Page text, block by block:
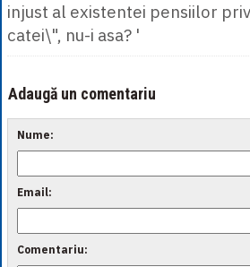
injust al existentei pensiilor
catei\", nu-i asa? '
Adaugă un comentariu
Nume:
Email:
Comentariu: